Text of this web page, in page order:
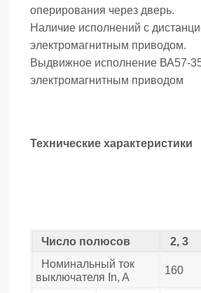
оперирования через дверь.
Наличие исполнений с
электромагнитным приводом.
Выдвижное исполнение ВА57-
электромагнитным приводом
Технические характеристики
Число полюсов
2, 3
Номинальный ток
выключателя In, A
160